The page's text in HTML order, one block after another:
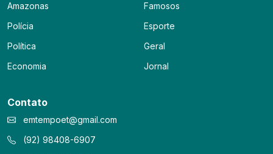
Amazonas
Polícia
Política
Economia
Famosos
Esporte
Geral
Jornal
Contato
emtempoet@gmail.com
(92) 98408-6907